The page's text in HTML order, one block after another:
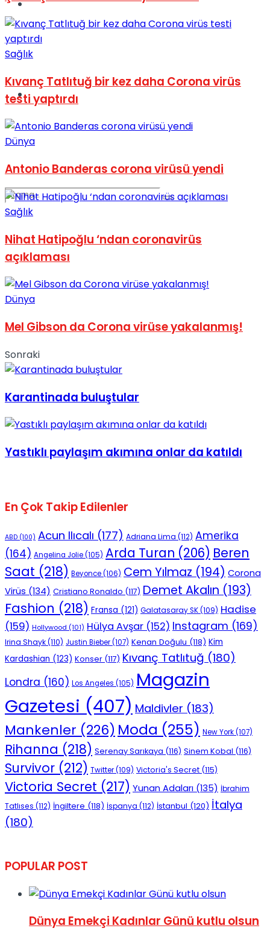
Spor
Podcast
No Result
View All Result
Sağlık
Kıvanç Tatlıtuğ bir kez daha Corona virüs
testi yaptırdı
Dünya
Antonio Banderas corona virüsü yendi
Sağlık
Nihat Hatipoğlu ‘ndan coronavirüs
açıklaması
Dünya
Mel Gibson da Corona virüse yakalanmış!
Sonraki
Karantinada buluştular
Yastıklı paylaşım akımına onlar da katıldı
En Çok Takip Edilenler
ABD (100) Acun Ilıcalı (177) Adriana Lima (112) Amerika
(164) Angelina Jolie(105) Arda Turan (206) Beren
Saat (218) Beyonce(106) Cem Yılmaz (194) Corona
Virüs (134) Cristiano Ronaldo (117) Demet Akalın (193)
Fashion (218) Fransa (121) Galatasaray SK(109) Hadise
(159) Hollywood (101) Hülya Avşar (152) Instagram (169)
Irina Shayk(110) Justin Bieber(107) Kenan Doğulu (118) Kim
Kardashian (123) Konser (117) Kıvanç Tatlıtuğ (180)
Londra (160) Los Angeles (105) Magazin
Gazetesi (407) Maldivler (183)
Mankenler (226) Moda (255) New York(107)
Rihanna (218) Serenay Sarıkaya (116) Sinem Kobal (116)
Survivor (212) Twitter(109) Victoria's Secret (115)
Victoria Secret (217) Yunan Adaları (135) İbrahim
Tatlıses (112) İngiltere (118) İspanya (112) İstanbul (120) İtalya
(180)
POPULAR POST
Dünya Emekçi Kadınlar Günü kutlu olsun